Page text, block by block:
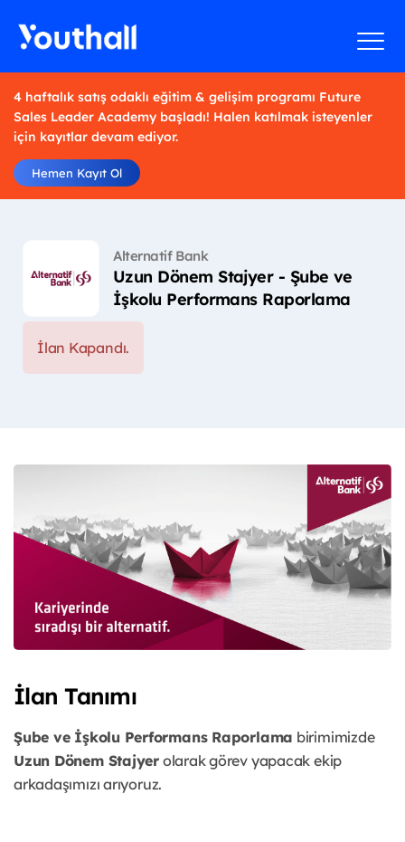
4 haftalık satış odaklı eğitim & gelişim programı Future
Sales Leader Academy başladı! Halen katılmak isteyenler
için kayıtlar devam ediyor.
Hemen Kayıt Ol
Alternatif Bank
Uzun Dönem Stajyer - Şube ve
İşkolu Performans Raporlama
İlan Kapandı.
İlan Tanımı
Şube ve İşkolu Performans Raporlama birimimizde
Uzun Dönem Stajyerolarak görev yapacak ekip
arkadaşımızı arıyoruz.